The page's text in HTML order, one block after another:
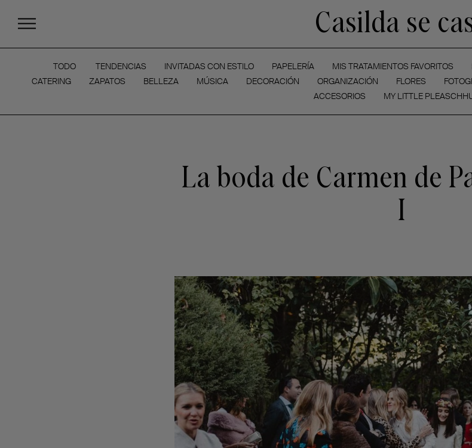
Casilda se
TODO TENDENCIAS INVITADAS CON ESTILO PAPELERÍA MIS TRATAMIENTOS FAVORITOS
CATERING
ZAPATOS BELLEZA MÚSICA DECORACIÓN ORGANIZACIÓN FLORES
ACCESORIOS
MY LITTLE
La boda de Carmen de
I